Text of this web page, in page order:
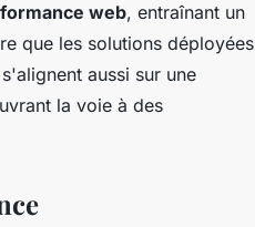
web, entraînant un
que les solutions déployées
aussi sur une
la voie à des